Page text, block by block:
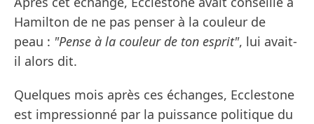
Hamilton de ne pas penser à la couleur de
peau : "Pense à la couleur de ton esprit", lui avait-
il alors dit.
Quelques mois après ces échanges, Ecclestone
est impressionné par la puissance politique du